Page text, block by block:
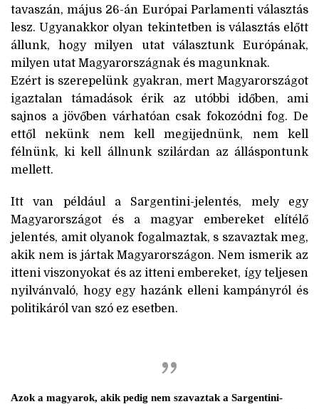
tavaszán, május 26-án Európai Parlamenti választás
lesz. Ugyanakkor olyan tekintetben is választás előtt
állunk, hogy milyen utat választunk Európának,
milyen utat Magyarországnak és magunknak.
Ezért is szerepelünk gyakran, mert Magyarországot
igaztalan támadások érik az utóbbi időben, ami
sajnos a jövőben várhatóan csak fokozódni fog. De
ettől nekünk nem kell megijednünk, nem kell
félnünk, ki kell állnunk szilárdan az álláspontunk
mellett.
Itt van például a Sargentini-jelentés, mely egy
Magyarországot és a magyar embereket elítélő
jelentés, amit olyanok fogalmaztak, s szavaztak meg,
akik nem is jártak Magyarországon. Nem ismerik az
itteni viszonyokat és az itteni embereket, így teljesen
nyilvánvaló, hogy egy hazánk elleni kampányról és
politikáról van szó ez esetben.
Azok a magyarok, akik pedig nem szavaztak a Sargentini-